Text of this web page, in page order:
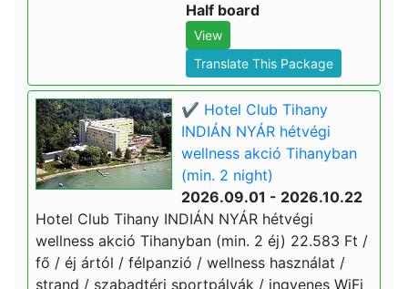
Half board
View
Translate This Package
✔️ Hotel Club Tihany
INDIÁN NYÁR hétvégi
wellness akció Tihanyban
(min. 2 night)
2026.09.01 - 2026.10.22
Hotel Club Tihany INDIÁN NYÁR hétvégi
wellness akció Tihanyban (min. 2 éj) 22.583 Ft /
fő / éj ártól / félpanzió / wellness használat /
strand / szabadtéri sportpályák / ingyenes WiFi